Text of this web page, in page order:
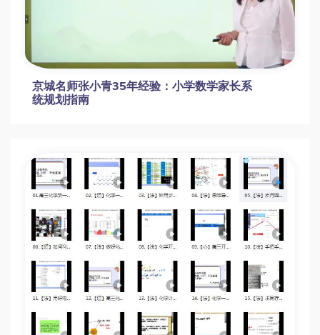
京城名师张小青35年经验：小学数学家长系
统规划指南